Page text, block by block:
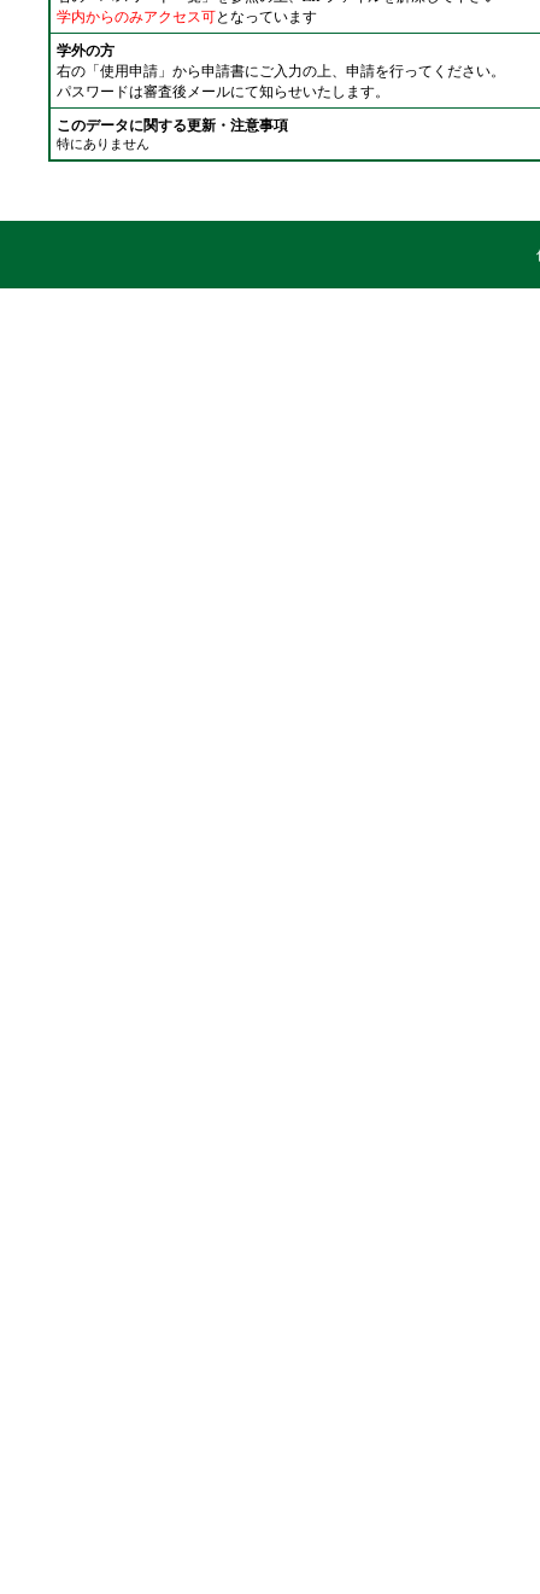
学内からのみアクセス可となっています
学外の方
右の「使用申請」から申請書にご入力の上、申請を行ってください。
パスワードは審査後メールにて知らせいたします。
このデータに関する更新・注意事項
特にありません